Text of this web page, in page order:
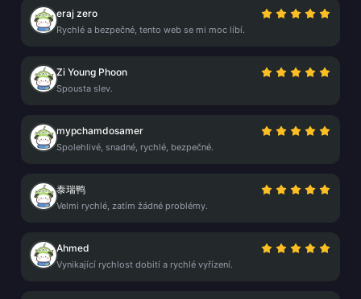
eraj zero
Rychlé a bezpečné, tento web se mi moc líbí.
Zi Young Phoon
Spousta slev.
mypchamdosamer
Spolehlivé, snadné, rychlé, bezpečné.
泰瑞鸭
Velmi rychlé, zatím žádné problémy.
Ahmed
Vynikající rychlost dobití a rychlé vyřízení.